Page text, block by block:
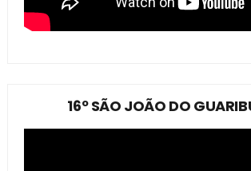
16º SÃO JOÃO DO